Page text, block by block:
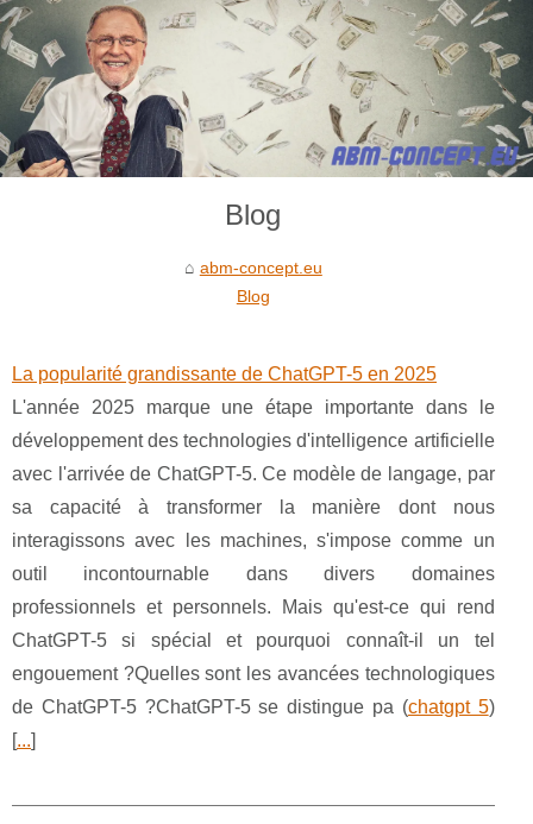
Blog
abm-concept.eu
Blog
La popularité grandissante de ChatGPT-5 en 2025
L'année 2025 marque une étape importante dans le
développement des technologies d'intelligence artificielle
avec l'arrivée de ChatGPT-5. Ce modèle de langage, par
sa capacité à transformer la manière dont nous
interagissons avec les machines, s'impose comme un
outil incontournable dans divers domaines
professionnels et personnels. Mais qu'est-ce qui rend
ChatGPT-5 si spécial et pourquoi connaît-il un tel
engouement ?Quelles sont les avancées technologiques
de ChatGPT-5 ?ChatGPT-5 se distingue pa (chatgpt 5)
[...]